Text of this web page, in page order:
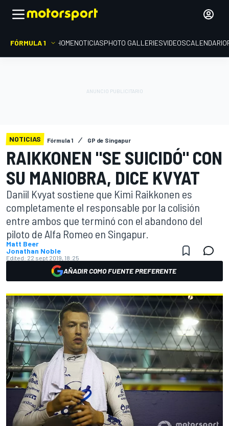
FÓRMULA 1 HOMENOTICIASPHOTO GALLERIESVIDEOSCALENDARIO
NOTICIAS Fórmula 1 GP de Singapur
RAIKKONEN "SE SUICIDÓ" CON
SU MANIOBRA, DICE KVYAT
Daniil Kvyat sostiene que Kimi Raikkonen es
completamente el responsable por la colisión
entre ambos que terminó con el abandono del
piloto de Alfa Romeo en Singapur.
Matt Beer
Jonathan Noble
Edited: 22 sept 2019, 18:25
AÑADIR COMO FUENTE PREFERENTE